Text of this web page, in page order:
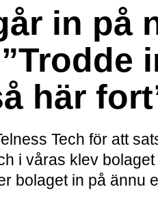
in på
här
Tech för att
i våras klev
bolaget in på ännu